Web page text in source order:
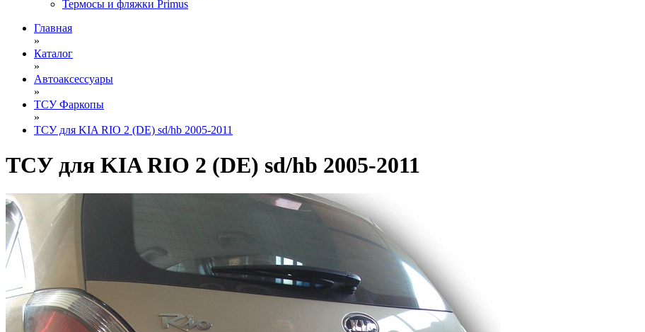
Термосы и фляжки Primus
Главная
»
Каталог
»
Автоаксессуары
»
ТСУ Фаркопы
»
ТСУ для KIA RIO 2 (DE) sd/hb 2005-2011
ТСУ для KIA RIO 2 (DE) sd/hb 2005-2011